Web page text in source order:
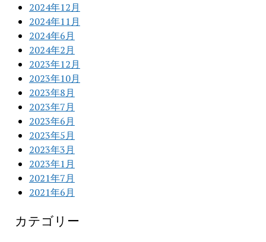
2024年12月
2024年11月
2024年6月
2024年2月
2023年12月
2023年10月
2023年8月
2023年7月
2023年6月
2023年5月
2023年3月
2023年1月
2021年7月
2021年6月
カテゴリー